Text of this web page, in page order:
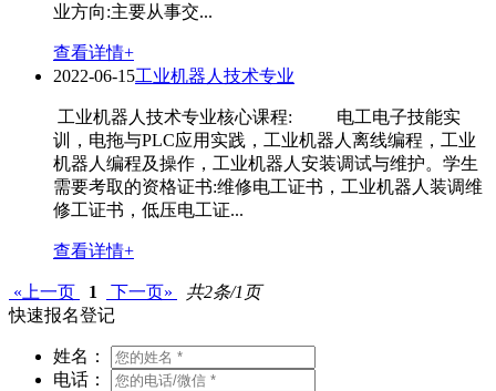
业方向:主要从事交...
查看详情+
2022-06-15工业机器人技术专业
工业机器人技术专业核心课程: 电工电子技能实
训，电拖与PLC应用实践，工业机器人离线编程，工业
机器人编程及操作，工业机器人安装调试与维护。学生
需要考取的资格证书:维修电工证书，工业机器人装调维
修工证书，低压电工证...
查看详情+
«上一页 1 下一页»
共2条/1页
快速报名登记
姓名：
电话：